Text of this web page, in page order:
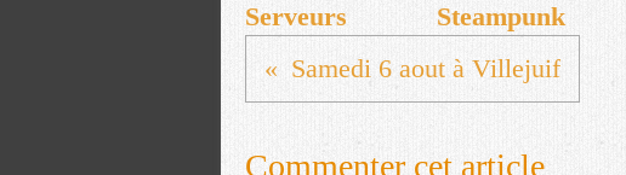
Serveurs
Steampunk
Samedi 6 aout à Villejuif
Commenter cet article